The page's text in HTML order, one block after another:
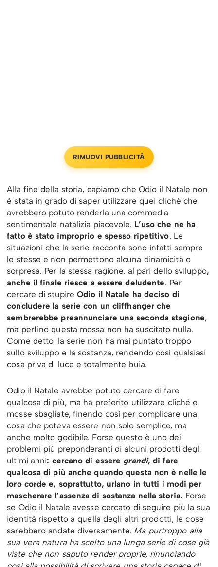
RIMUOVI PUBBLICITÀ
Alla fine della storia, capiamo che Odio il Natale non
è stata in grado di saper utilizzare quei cliché che
avrebbero potuto renderla una commedia
sentimentale natalizia piacevole. L’uso che ne ha
fatto è stato improprio e spesso ripetitivo. Le
situazioni che la serie racconta sono infatti sempre
le stesse e non permettono alcuna dinamicità o
sorpresa. Per la stessa ragione, al pari dello sviluppo,
anche il finale riesce a essere deludente. Per
cercare di stupireOdio il Natale ha deciso di
concludere la serie con un cliffhanger che
sembrerebbe preannunciare una seconda stagione,
ma perfino questa mossa non ha suscitato nulla.
Come detto, la serie non ha mai puntato troppo
sullo sviluppo e la sostanza, rendendo così qualsiasi
cosa priva di luce e totalmente buia.
Odio il Natale avrebbe potuto cercare di fare
qualcosa di più, ma ha preferito utilizzare cliché e
mosse sbagliate, finendo così per complicare una
cosa che poteva essere non solo semplice, ma
anche molto godibile. Forse questo è uno dei
problemi più preponderanti di alcuni prodotti degli
ultimi anni: cercano di essere grandi, di fare
qualcosa di più anche quando questa non è nelle le
loro corde e, soprattutto, urlano in tutti i modi per
mascherare l’assenza di sostanza nella storia. Forse
se Odio il Natale avesse cercato di seguire più la sua
identità rispetto a quella degli altri prodotti, le cose
sarebbero andate diversamente. Ma purtroppo alla
sua vera natura ha scelto una lunga serie di cose già
viste che non saputo render proprie, rinunciando